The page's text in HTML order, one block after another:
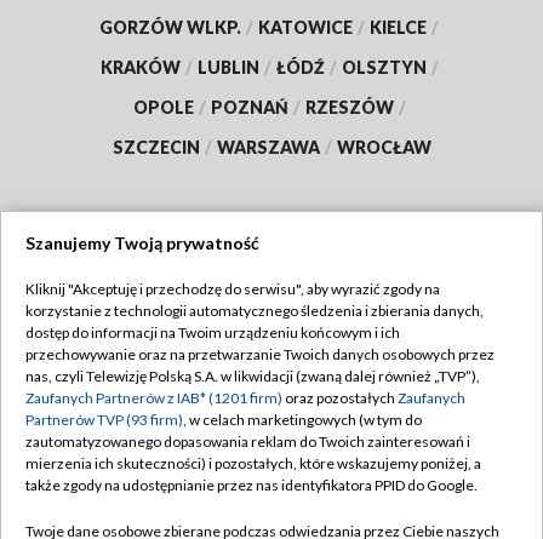
GORZÓW WLKP. / KATOWICE / KIELCE /
KRAKÓW / LUBLIN / ŁÓDŹ / OLSZTYN /
OPOLE / POZNAŃ / RZESZÓW /
SZCZECIN / WARSZAWA / WROCŁAW
TVP
Abonament TVP
Emisja w TVP
Centrum informacji TVP
Naziemna Telewizja Cyfrowa
Regulamin TVP
Polityka prywatności
Moje zgody
Pomoc
Szanujemy Twoją prywatność
Kliknij "Akceptuję i przechodzę do serwisu", aby wyrazić zgody na
korzystanie z technologii automatycznego śledzenia i zbierania danych,
dostęp do informacji na Twoim urządzeniu końcowym i ich
przechowywanie oraz na przetwarzanie Twoich danych osobowych przez
nas, czyli Telewizję Polską S.A. w likwidacji (zwaną dalej również „TVP”),
Zaufanych Partnerów z IAB* (1201 firm) oraz pozostałych Zaufanych
Partnerów TVP (93 firm), w celach marketingowych (w tym do
zautomatyzowanego dopasowania reklam do Twoich zainteresowań i
mierzenia ich skuteczności) i pozostałych, które wskazujemy poniżej, a
także zgody na udostępnianie przez nas identyfikatora PPID do Google.
Twoje dane osobowe zbierane podczas odwiedzania przez Ciebie naszych